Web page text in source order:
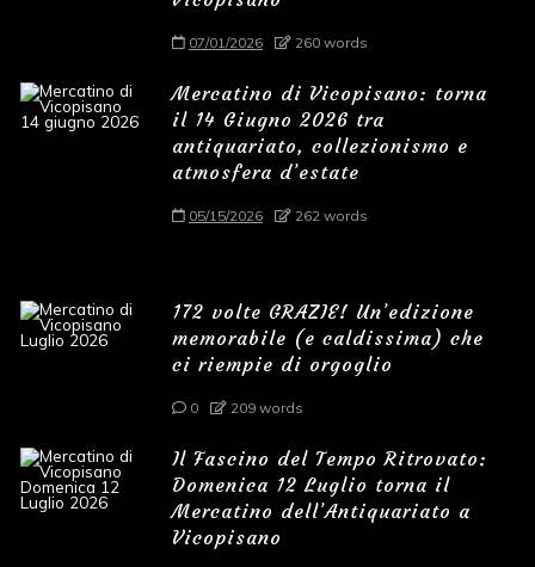
07/01/2026 260 words
Mercatino di Vicopisano: torna
il 14 Giugno 2026 tra
antiquariato, collezionismo e
atmosfera d’estate
05/15/2026 262 words
172 volte GRAZIE! Un’edizione
memorabile (e caldissima) che
ci riempie di orgoglio
0 209 words
Il Fascino del Tempo Ritrovato:
Domenica 12 Luglio torna il
Mercatino dell’Antiquariato a
Vicopisano